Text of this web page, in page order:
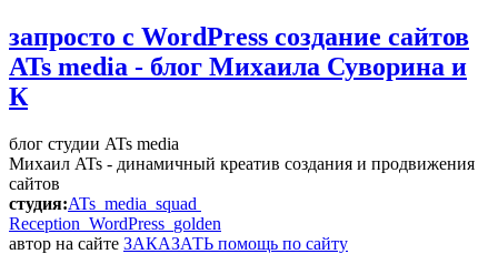
запросто с WordPress создание сайтов
ATs media - блог Михаила Суворина и
К
блог студии ATs media
Михаил ATs - динамичный креатив создания и продвижения
сайтов
студия:ATs media squad
Reception WordPress golden
автор на сайте ЗАКАЗАТЬ помощь по сайту